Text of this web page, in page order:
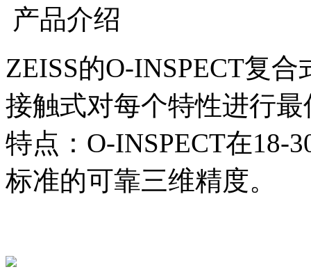
产品介绍
ZEISS的O-INSPECT复
接触式对每个特性进行
特点：O-INSPECT在18-
标准的可靠三维精度。